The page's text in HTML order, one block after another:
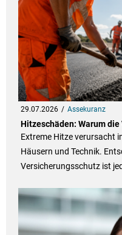
29.07.2026 Assekuranz
Hitzeschäden: Warum
Extreme Hitze verursacht
Häusern und Technik.
Versicherungsschutz ist